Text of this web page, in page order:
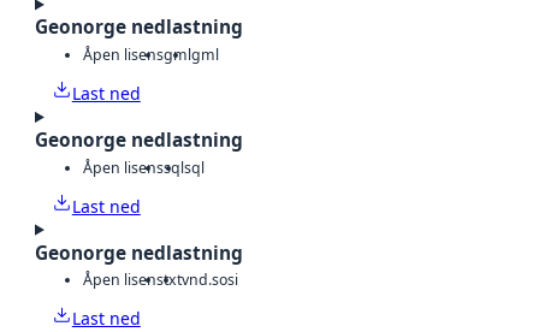
Geonorge nedlastning
Åpen lisensgmlgml
Last ned
Geonorge nedlastning
Åpen lisenssqlsql
Last ned
Geonorge nedlastning
Åpen lisenstxtvnd.sosi
Last ned